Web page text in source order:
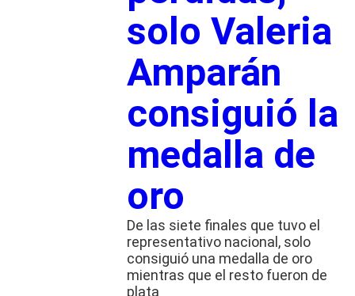
solo Valeria
Amparán
consiguió la
medalla de
oro
De las siete finales que tuvo el
representativo nacional, solo
consiguió una medalla de oro
mientras que el resto fueron de
plata